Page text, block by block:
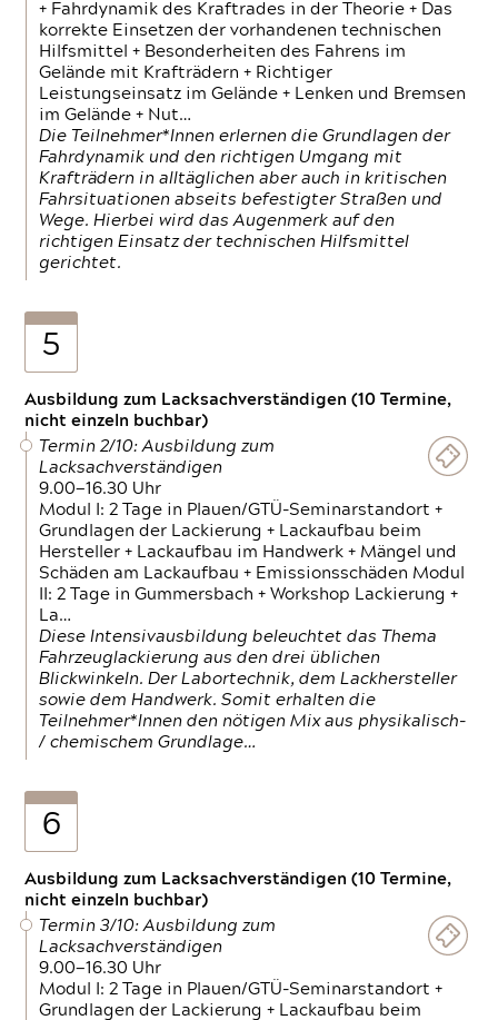
+ Fahrdynamik des Kraftrades in der Theorie + Das
korrekte Einsetzen der vorhandenen technischen
Hilfsmittel + Besonderheiten des Fahrens im
Gelände mit Krafträdern + Richtiger
Leistungseinsatz im Gelände + Lenken und Bremsen
im Gelände + Nut…
Die Teilnehmer*Innen erlernen die Grundlagen der
Fahrdynamik und den richtigen Umgang mit
Krafträdern in alltäglichen aber auch in kritischen
Fahrsituationen abseits befestigter Straßen und
Wege. Hierbei wird das Augenmerk auf den
richtigen Einsatz der technischen Hilfsmittel
gerichtet.
5
Ausbildung zum Lacksachverständigen (10 Termine,
nicht einzeln buchbar)
Termin 2/10: Ausbildung zum
Lacksachverständigen
9.00—16.30 Uhr
Modul I: 2 Tage in Plauen/GTÜ-Seminarstandort +
Grundlagen der Lackierung + Lackaufbau beim
Hersteller + Lackaufbau im Handwerk + Mängel und
Schäden am Lackaufbau + Emissionsschäden Modul
II: 2 Tage in Gummersbach + Workshop Lackierung +
La…
Diese Intensivausbildung beleuchtet das Thema
Fahrzeuglackierung aus den drei üblichen
Blickwinkeln. Der Labortechnik, dem Lackhersteller
sowie dem Handwerk. Somit erhalten die
Teilnehmer*Innen den nötigen Mix aus physikalisch-
/ chemischem Grundlage…
6
Ausbildung zum Lacksachverständigen (10 Termine,
nicht einzeln buchbar)
Termin 3/10: Ausbildung zum
Lacksachverständigen
9.00—16.30 Uhr
Modul I: 2 Tage in Plauen/GTÜ-Seminarstandort +
Grundlagen der Lackierung + Lackaufbau beim